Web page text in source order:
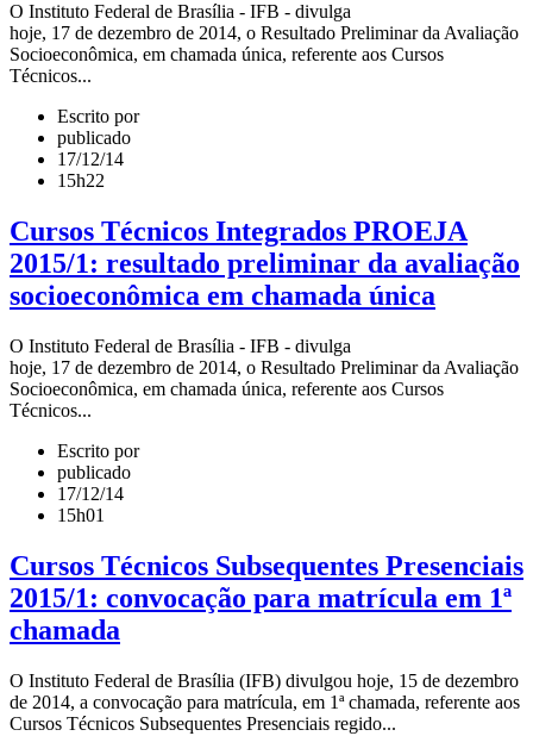
O Instituto Federal de Brasília - IFB - divulga
hoje, 17 de dezembro de 2014, o Resultado Preliminar da Avaliação
Socioeconômica, em chamada única, referente aos Cursos
Técnicos...
Escrito por
publicado
17/12/14
15h22
Cursos Técnicos Integrados PROEJA
2015/1: resultado preliminar da avaliação
socioeconômica em chamada única
O Instituto Federal de Brasília - IFB - divulga
hoje, 17 de dezembro de 2014, o Resultado Preliminar da Avaliação
Socioeconômica, em chamada única, referente aos Cursos
Técnicos...
Escrito por
publicado
17/12/14
15h01
Cursos Técnicos Subsequentes Presenciais
2015/1: convocação para matrícula em 1ª
chamada
O Instituto Federal de Brasília (IFB) divulgou hoje, 15 de dezembro
de 2014, a convocação para matrícula, em 1ª chamada, referente aos
Cursos Técnicos Subsequentes Presenciais regido...